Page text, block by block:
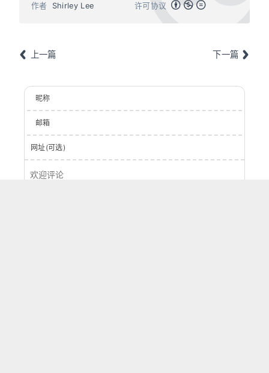
作者 Shirley Lee
许可协议
上一篇 下一篇
昵称
邮箱
网址(可选)